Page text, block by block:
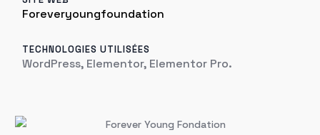
Foreveryoungfoundation
TECHNOLOGIES UTILISÉES
WordPress, Elementor, Elementor Pro.